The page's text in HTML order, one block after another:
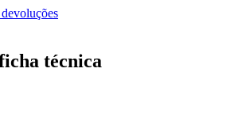
técnica